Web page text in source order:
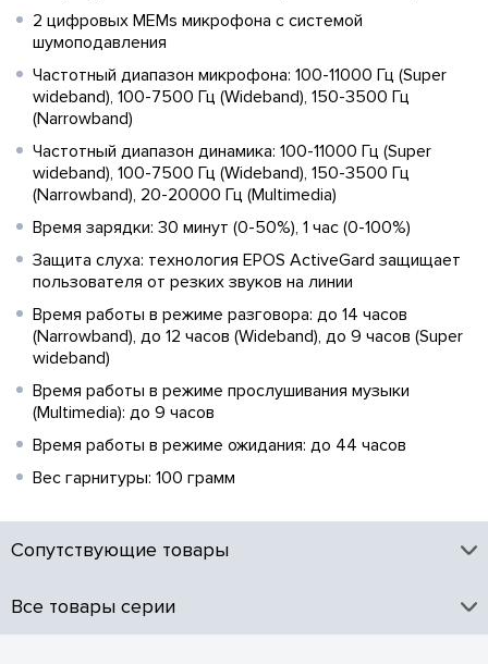
2 цифровых MEMs микрофона с системой
шумоподавления
Частотный диапазон микрофона: 100-11000 Гц (Super
wideband), 100-7500 Гц (Wideband), 150-3500 Гц
(Narrowband)
Частотный диапазон динамика: 100-11000 Гц (Super
wideband), 100-7500 Гц (Wideband), 150-3500 Гц
(Narrowband), 20-20000 Гц (Multimedia)
Время зарядки: 30 минут (0-50%), 1 час (0-100%)
Защита слуха: технология EPOS ActiveGard защищает
пользователя от резких звуков на линии
Время работы в режиме разговора: до 14 часов
(Narrowband), до 12 часов (Wideband), до 9 часов (Super
wideband)
Время работы в режиме прослушивания музыки
(Multimedia): до 9 часов
Время работы в режиме ожидания: до 44 часов
Вес гарнитуры: 100 грамм
Сопутствующие товары
Все товары серии